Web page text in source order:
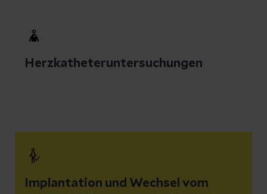
Herzkatheteruntersuchungen
Implantation und Wechsel vom